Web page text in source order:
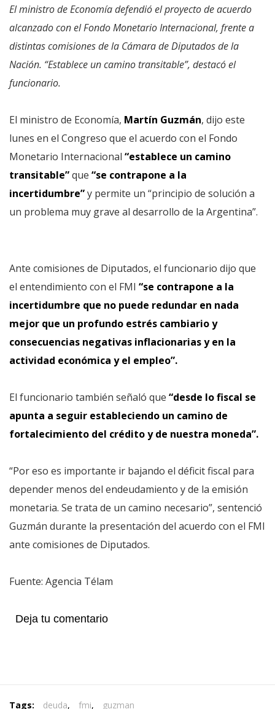
El ministro de Economía defendió el proyecto de acuerdo
alcanzado con el Fondo Monetario Internacional, frente a
distintas comisiones de la Cámara de Diputados de la
Nación. “Establece un camino transitable”, destacó el
funcionario.
El ministro de Economía, Martín Guzmán, dijo este
lunes en el Congreso que el acuerdo con el Fondo
Monetario Internacional “establece un camino
transitable”que “se contrapone a la
incertidumbre”y permite un “principio de solución a
un problema muy grave al desarrollo de la Argentina”.
Ante comisiones de Diputados, el funcionario dijo que
el entendimiento con el FMI “se contrapone a la
incertidumbre que no puede redundar en nada
mejor que un profundo estrés cambiario y
consecuencias negativas inflacionarias y en la
actividad económica y el empleo”.
El funcionario también señaló que “desde lo fiscal se
apunta a seguir estableciendo un camino de
fortalecimiento del crédito y de nuestra moneda”.
“Por eso es importante ir bajando el déficit fiscal para
depender menos del endeudamiento y de la emisión
monetaria. Se trata de un camino necesario”, sentenció
Guzmán durante la presentación del acuerdo con el FMI
ante comisiones de Diputados.
Fuente: Agencia Télam
Deja tu comentario
Tags: deuda, fmi, guzman